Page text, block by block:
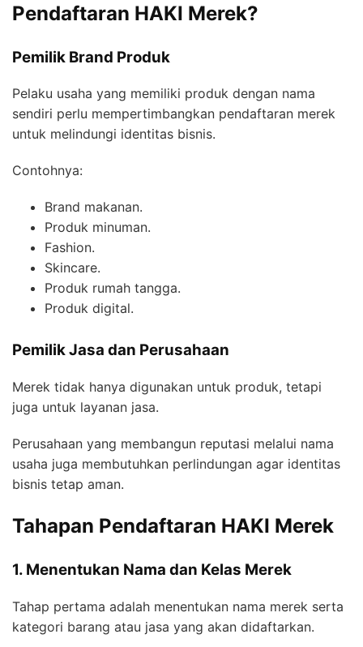
Pendaftaran HAKI Merek?
Pemilik Brand Produk
Pelaku usaha yang memiliki produk dengan nama
sendiri perlu mempertimbangkan pendaftaran merek
untuk melindungi identitas bisnis.
Contohnya:
Brand makanan.
Produk minuman.
Fashion.
Skincare.
Produk rumah tangga.
Produk digital.
Pemilik Jasa dan Perusahaan
Merek tidak hanya digunakan untuk produk, tetapi
juga untuk layanan jasa.
Perusahaan yang membangun reputasi melalui nama
usaha juga membutuhkan perlindungan agar identitas
bisnis tetap aman.
Tahapan Pendaftaran HAKI Merek
1. Menentukan Nama dan Kelas Merek
Tahap pertama adalah menentukan nama merek serta
kategori barang atau jasa yang akan didaftarkan.